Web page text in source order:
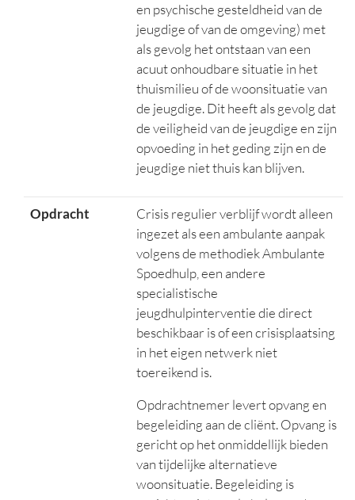
en psychische gesteldheid van de
jeugdige of van de omgeving) met
als gevolg het ontstaan van een
acuut onhoudbare situatie in het
thuismilieu of de woonsituatie van
de jeugdige. Dit heeft als gevolg dat
de veiligheid van de jeugdige en zijn
opvoeding in het geding zijn en de
jeugdige niet thuis kan blijven.
Opdracht
Crisis regulier verblijf wordt alleen
ingezet als een ambulante aanpak
volgens de methodiek Ambulante
Spoedhulp, een andere
specialistische
jeugdhulpinterventie die direct
beschikbaar is of een crisisplaatsing
in het eigen netwerk niet
toereikend is.
Opdrachtnemer levert opvang en
begeleiding aan de cliënt. Opvang is
gericht op het onmiddellijk bieden
van tijdelijke alternatieve
woonsituatie. Begeleiding is